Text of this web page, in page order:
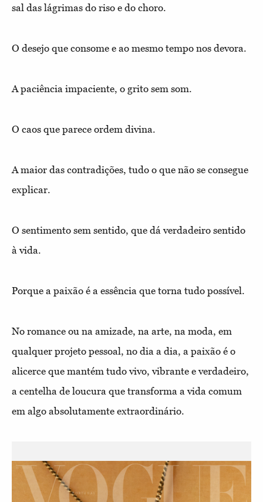
sal das lágrimas do riso e do choro.
O desejo que consome e ao mesmo tempo nos devora.
A paciência impaciente, o grito sem som.
O caos que parece ordem divina.
A maior das contradições, tudo o que não se consegue
explicar.
O sentimento sem sentido, que dá verdadeiro sentido
à vida.
Porque a paixão é a essência que torna tudo possível.
No romance ou na amizade, na arte, na moda, em
qualquer projeto pessoal, no dia a dia, a paixão é o
alicerce que mantém tudo vivo, vibrante e verdadeiro,
a centelha de loucura que transforma a vida comum
em algo absolutamente extraordinário.